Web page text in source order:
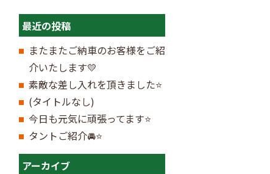
最近の投稿
またまたご納車のお客様をご紹
介いたします💛
素敵な差し入れを頂きました⭐
(タイトルなし)
今日も元気に頑張ってます⭐
タントご紹介🚘⭐
アーカイブ